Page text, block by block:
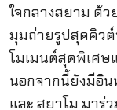
ใจกลางสยาม ด้
มุมถ่ายรูปสุดคิวต์
โมเมนต์สุดพิเศษ
นอกจากนี้ยังมีอิน
และ สยาโม มาร่